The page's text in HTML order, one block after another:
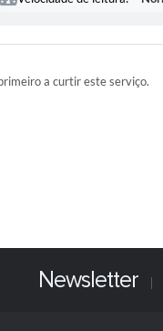
a curtir este serviço.
Newsletter